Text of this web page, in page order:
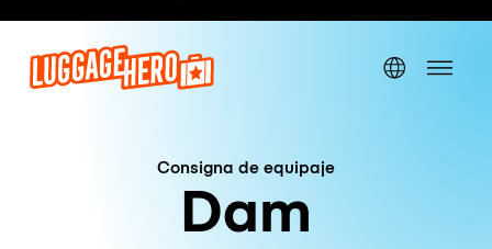
Consigna de equipaje
Dam